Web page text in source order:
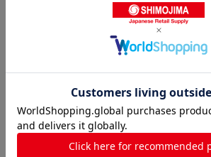
精工 ボードンパッ